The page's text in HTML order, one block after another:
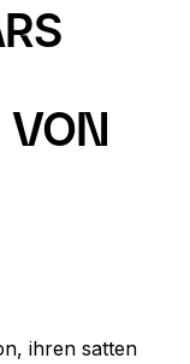
A
ihren satten